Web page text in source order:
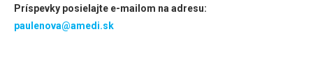
Príspevky posielajte e-mailom na adresu:
paulenova@amedi.sk